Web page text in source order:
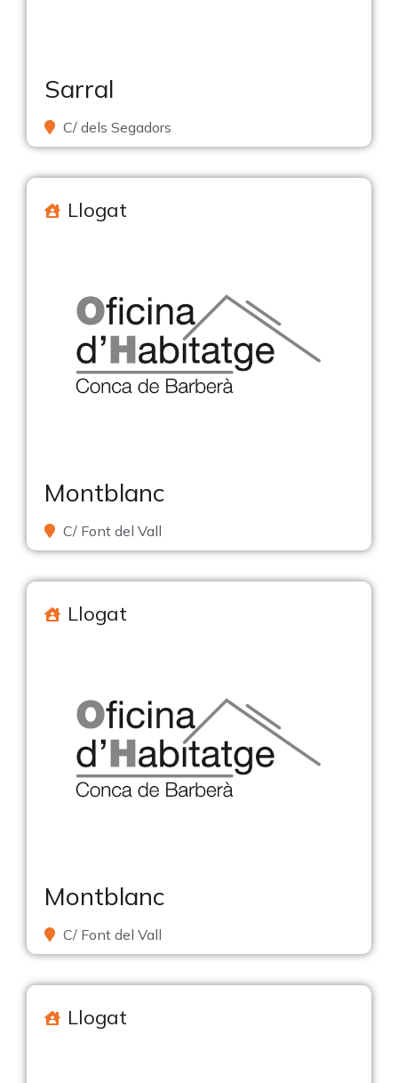
Sarral
C/ dels Segadors
Llogat
Montblanc
C/ Font del Vall
Llogat
Montblanc
C/ Font del Vall
Llogat